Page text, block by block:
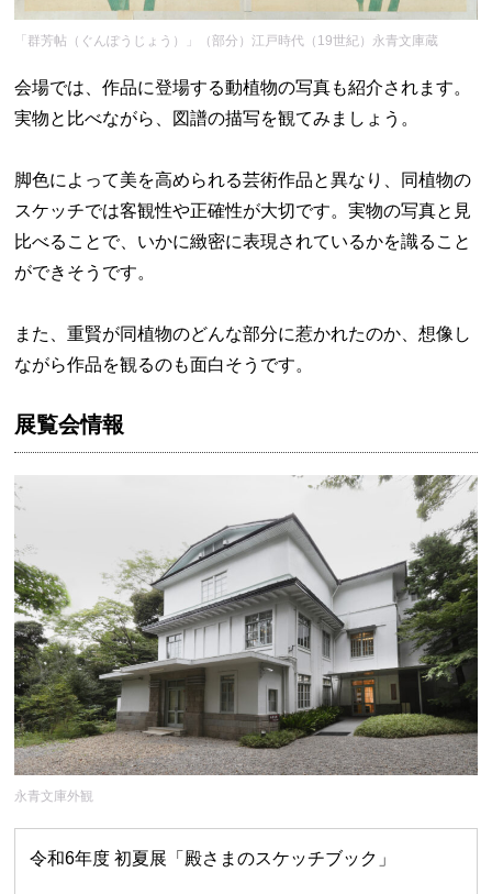
「群芳帖（ぐんぽうじょう）」（部分）江戸時代（19世紀）永青文庫蔵
会場では、作品に登場する動植物の写真も紹介されます。
実物と比べながら、図譜の描写を観てみましょう。
脚色によって美を高められる芸術作品と異なり、同植物の
スケッチでは客観性や正確性が大切です。実物の写真と見
比べることで、いかに緻密に表現されているかを識ること
ができそうです。
また、重賢が同植物のどんな部分に惹かれたのか、想像し
ながら作品を観るのも面白そうです。
展覧会情報
永青文庫外観
令和6年度 初夏展「殿さまのスケッチブック」